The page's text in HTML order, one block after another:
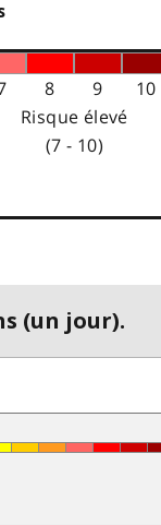
8 9
10
Risque élevé
(7 - 10)
(un jour).